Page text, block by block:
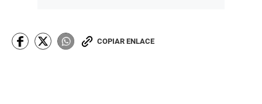
COPIAR ENLACE